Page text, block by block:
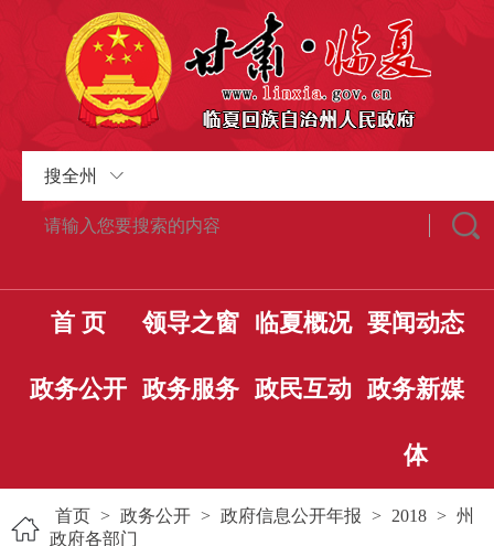
搜全州
首 页 领导之窗 临夏概况 要闻动态
政务公开 政务服务 政民互动 政务新媒
体
首页 > 政务公开 > 政府信息公开年报 > 2018 > 州
政府各部门